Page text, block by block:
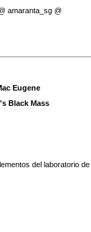
amaranta_sg @
Eugene
Black Mass
del laboratorio